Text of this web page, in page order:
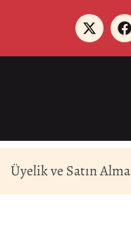
Üyelik ve Satın Alma